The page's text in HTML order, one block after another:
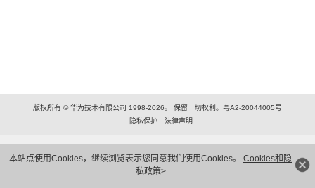
本站点使用Cookies，继续浏览表示您同意我们使用Cookies。 Cookies和隐
私政策>
版权所有 © 华为技术有限公司 1998-2026。 保留一切权利。粤A2-20044005号
隐私保护
法律声明